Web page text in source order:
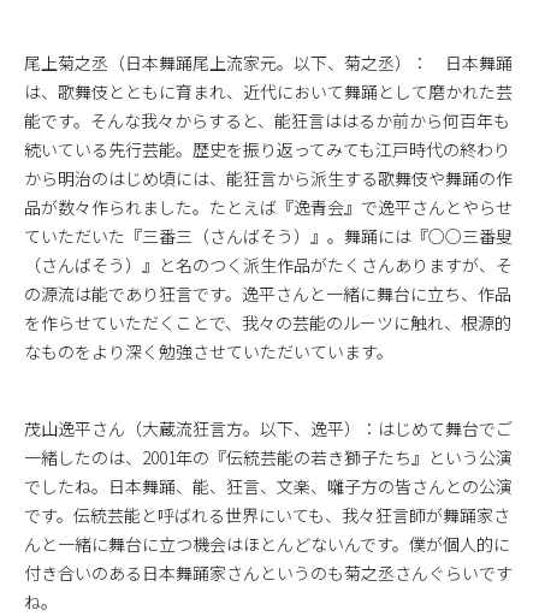
尾上菊之丞（日本舞踊尾上流家元。以下、菊之丞）： 日本舞踊
は、歌舞伎とともに育まれ、近代において舞踊として磨かれた芸
能です。そんな我々からすると、能狂言ははるか前から何百年も
続いている先行芸能。歴史を振り返ってみても江戸時代の終わり
から明治のはじめ頃には、能狂言から派生する歌舞伎や舞踊の作
品が数々作られました。たとえば『逸青会』で逸平さんとやらせ
ていただいた『三番三（さんばそう）』。舞踊には『○○三番叟
（さんばそう）』と名のつく派生作品がたくさんありますが、そ
の源流は能であり狂言です。逸平さんと一緒に舞台に立ち、作品
を作らせていただくことで、我々の芸能のルーツに触れ、根源的
なものをより深く勉強させていただいています。
茂山逸平さん（大蔵流狂言方。以下、逸平）：はじめて舞台でご
一緒したのは、2001年の『伝統芸能の若き獅子たち』という公演
でしたね。日本舞踊、能、狂言、文楽、囃子方の皆さんとの公演
です。伝統芸能と呼ばれる世界にいても、我々狂言師が舞踊家さ
んと一緒に舞台に立つ機会はほとんどないんです。僕が個人的に
付き合いのある日本舞踊家さんというのも菊之丞さんぐらいです
ね。